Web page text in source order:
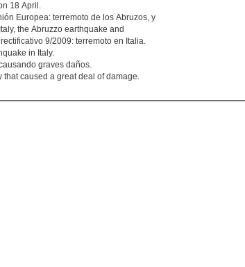
18 April.
Europea: terremoto de los Abruzos, y
the Abruzzo earthquake and
9/2009: terremoto en Italia.
in Italy.
graves daños.
caused a great deal of damage.